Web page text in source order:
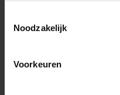
Noodzakelijk
Voorkeuren
Instagram Widget